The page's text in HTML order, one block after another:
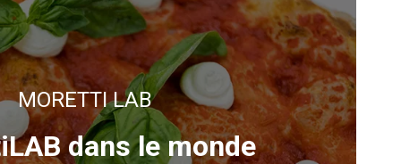
MORETTI LAB
dans le monde